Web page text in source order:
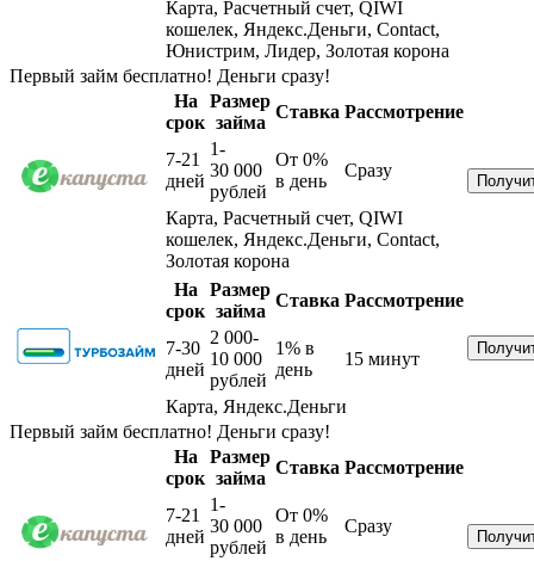
Карта, Расчетный счет, QIWI
кошелек, Яндекс.Деньги, Contact,
Юнистрим, Лидер, Золотая корона
Первый займ бесплатно! Деньги сразу!
На
срок
Размер
займа
Ставка Рассмотрение
7-21
дней
1-
30 000
рублей
От 0%
в день
Сразу
Карта, Расчетный счет, QIWI
кошелек, Яндекс.Деньги, Contact,
Золотая корона
На
срок
Размер
займа
Ставка Рассмотрение
7-30
дней
2 000-
10 000
рублей
1% в
день
15 минут
Карта, Яндекс.Деньги
Первый займ бесплатно! Деньги сразу!
На
срок
Размер
займа
Ставка Рассмотрение
7-21
дней
1-
30 000
рублей
От 0%
в день
Сразу